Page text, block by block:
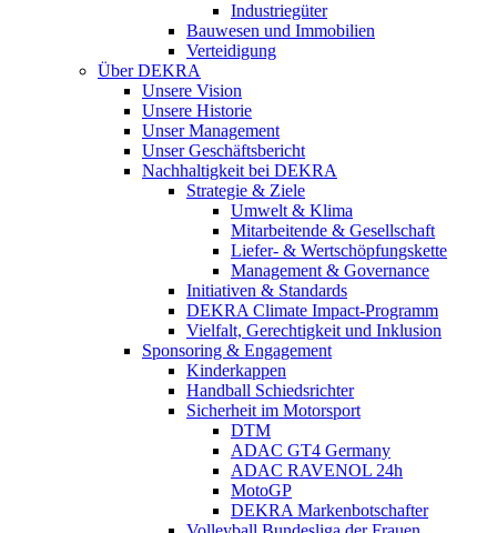
Industriegüter
Bauwesen und Immobilien
Verteidigung
Über DEKRA
Unsere Vision
Unsere Historie
Unser Management
Unser Geschäftsbericht
Nachhaltigkeit bei DEKRA
Strategie & Ziele
Umwelt & Klima
Mitarbeitende & Gesellschaft
Liefer- & Wertschöpfungskette
Management & Governance
Initiativen & Standards
DEKRA Climate Impact-Programm
Vielfalt, Gerechtigkeit und Inklusion​
Sponsoring & Engagement
Kinderkappen
Handball Schiedsrichter
Sicherheit im Motorsport
DTM
ADAC GT4 Germany
ADAC RAVENOL 24h
MotoGP
DEKRA Markenbotschafter